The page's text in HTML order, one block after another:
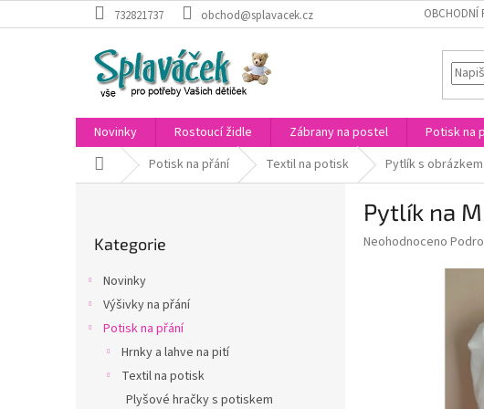
na
732821737 obchod@splavacek.cz OBCHODNÍ
Novinky Rostoucí židle Zábrany na postel Potisk na
Domů Potisk na přání Textil na potisk Pytlík s obrázkem
kategorie
Kategorie
Novinky
Výšivky na přání
Potisk na přání
Hrnky a lahve na pití
Textil na potisk
Plyšové hračky s potiskem
Pytlík na
Průměrné
Neohodnoceno